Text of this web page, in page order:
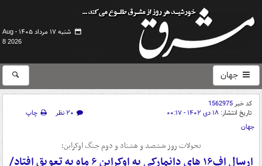
شنبه ۱۷ مرداد ۱۴۰۵ -
Aug
8 2026
جهان
کد خبر1562975
تاریخ انتشار: ۱۸ دی ۱۴۰۲ - ۰۰:۱۷ ۲۰ نظر
چاپ
جهان
تحولات روز ششصد و هشتاد و دوم جنگ اوکراین؛
ارسال اف۱۶ های دانمارکی به اوکراین ۶ ماه به تعویق افتاد/